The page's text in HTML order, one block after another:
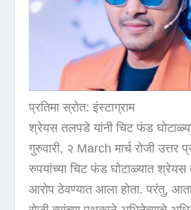
प्रतिमा स्रोत: इंस्टाग्राम
श्रेयस तलपडे यांनी चिट फंड
गुरुवारी, २ March मार्च रोजी उत्तर
रुपयांच्या चिट फंड घोटाळ्यात श्रेयस
आरोप ठेवण्यात आला होता. परंतु,